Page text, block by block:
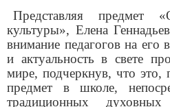
Представляя предмет
культуры», Елена
внимание педагогов на его
и актуальность в свете
мире, подчеркнув, что это,
предмет в школе,
традиционных